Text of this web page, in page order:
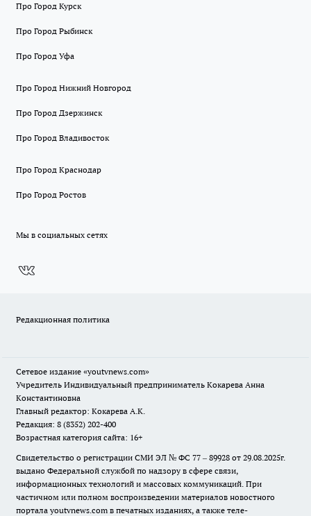
Про Город Курск
Про Город Рыбинск
Про Город Уфа
Про Город Нижний Новгород
Про Город Дзержинск
Про Город Владивосток
Про Город Краснодар
Про Город Ростов
Мы в социальных сетях
Редакционная политика
Сетевое издание «youtvnews.com»
Учредитель Индивидуальный предприниматель Кокарева Анна
Константиновна
Главный редактор: Кокарева А.К.
Редакция: 8 (8352) 202-400
Возрастная категория сайта: 16+
Свидетельство о регистрации СМИ ЭЛ № ФС 77 – 89928 от 29.08.2025г.
выдано Федеральной службой по надзору в сфере связи,
информационных технологий и массовых коммуникаций. При
частичном или полном воспроизведении материалов новостного
портала youtvnews.com в печатных изданиях, а также теле-